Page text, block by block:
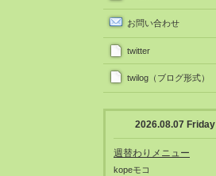
お問い合わせ
twitter
twilog（ブログ形式）
2026.08.07 Friday
週替わりメニュー
kopeモコ